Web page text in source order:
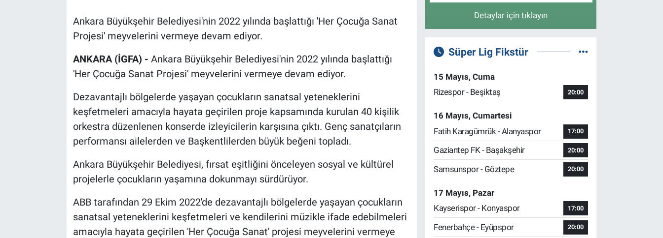
Ankara Büyükşehir Belediyesi'nin 2022 yılında başlattığı 'Her Çocuğa Sanat
Projesi' meyvelerini vermeye devam ediyor.
ANKARA (İGFA) - Ankara Büyükşehir Belediyesi'nin 2022 yılında başlattığı
'Her Çocuğa Sanat Projesi' meyvelerini vermeye devam ediyor.
Dezavantajlı bölgelerde yaşayan çocukların sanatsal yeteneklerini
keşfetmeleri amacıyla hayata geçirilen proje kapsamında kurulan 40 kişilik
orkestra düzenlenen konserde izleyicilerin karşısına çıktı. Genç sanatçıların
performansı ailelerden ve Başkentlilerden büyük beğeni topladı.
Ankara Büyükşehir Belediyesi, fırsat eşitliğini önceleyen sosyal ve kültürel
projelerle çocukların yaşamına dokunmayı sürdürüyor.
ABB tarafından 29 Ekim 2022'de dezavantajlı bölgelerde yaşayan çocukların
sanatsal yeteneklerini keşfetmeleri ve kendilerini müzikle ifade edebilmeleri
amacıyla hayata geçirilen 'Her Çocuğa Sanat' projesi meyvelerini vermeye
Detaylar için tıklayın
Süper Lig Fikstür
15 Mayıs, Cuma
Rizespor - Beşiktaş
20:00
16 Mayıs, Cumartesi
Fatih Karagümrük - Alanyaspor
17:00
Gaziantep FK - Başakşehir 20:00
Samsunspor - Göztepe 20:00
17 Mayıs, Pazar
Kayserispor - Konyaspor
17:00
Fenerbahçe - Eyüpspor 20:00